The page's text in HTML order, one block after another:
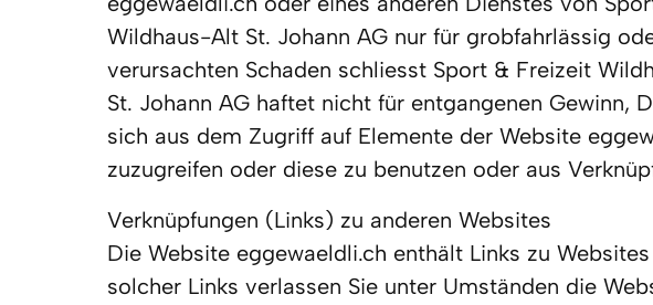
Wildhaus-Alt St. Johann AG nur für grobfahrlässig
verursachten Schaden schliesst Sport & Freizeit
St. Johann AG haftet nicht für entgangenen
sich aus dem Zugriff auf Elemente der Website
zuzugreifen oder diese zu benutzen oder aus
Verknüpfungen (Links) zu anderen Websites
Die Website eggewaeldli.ch enthält Links zu
solcher Links verlassen Sie unter Umständen die